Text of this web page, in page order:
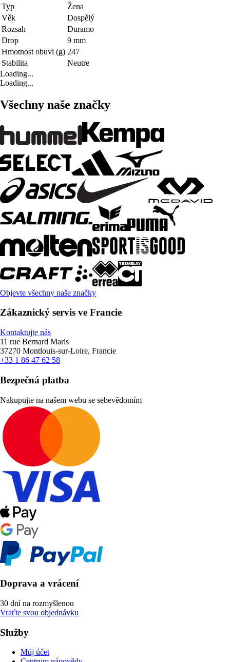
Typ
Žena
Věk
Dospělý
Rozsah
Duramo
Drop
9 mm
Hmotnost obuvi (g) 247
Stabilita
Neutre
Loading...
Loading...
Všechny naše značky
Objevte všechny naše značky
Zákaznický servis ve Francie
Kontaktujte nás
11 rue Bernard Maris
37270 Montlouis-sur-Loire, Francie
+33 1 86 47 62 58
Bezpečná platba
Nakupujte na našem webu se sebevědomím
Doprava a vrácení
30 dní na rozmyšlenou
Vraťte svou objednávku
Služby
Můj účet